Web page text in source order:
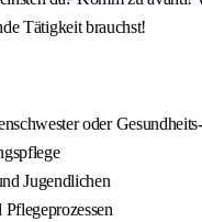
Tätigkeit brauchst!
oder
Jugendlichen